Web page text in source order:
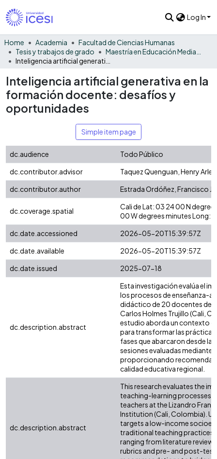
Log In
Home Academia
Facultad de Ciencias Humanas
Tesis y trabajos de grado
Inteligencia artificial generativa en la
formación docente: desafíos y
oportunidades
Simple item page
dc.audience
Todo Público
dc.contributor.advisor
Taquez Quenguan, Henry Arley
dc.contributor.author
Estrada Ordóñez, Francisco
dc.coverage.spatial
Cali de Lat: 03 24 00 N
00 W degrees minutes Long:
dc.date.accessioned
2026-05-20T15:39:57Z
dc.date.available
2026-05-20T15:39:57Z
dc.date.issued
2025-07-18
dc.description.abstract
Esta investigación evalúa el
los procesos de enseñanza-
didáctico de 20 docentes de
Carlos Holmes Trujillo (Cali,
estudio aborda un contexto
para transformar las
fases que abarcaron desde la
sesiones evaluadas
proporcionando
calidad educativa regional.
dc.description.abstract
This research evaluates the
teaching-learning processes
teachers at the Lizandro
Institution (Cali, Colombia).
targets a low-income
traditional teaching practices.
ranging from literature review
rubrics and pre- and post-